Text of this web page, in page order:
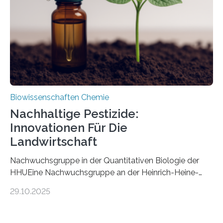
fossile Nachweis einer Stechmückenlarve in Bernstein
stellt gleichzeitig den ersten Fossilfund einer
Mückenlarve aus dem Mesozoikum dar, denn…
Biowissenschaften Chemie
Nachhaltige Pestizide:
Innovationen Für Die
Landwirtschaft
Nachwuchsgruppe in der Quantitativen Biologie der
HHUEine Nachwuchsgruppe an der Heinrich-Heine-
fünf Jahren erforschen, wie Bakterien auf
29.10.2025